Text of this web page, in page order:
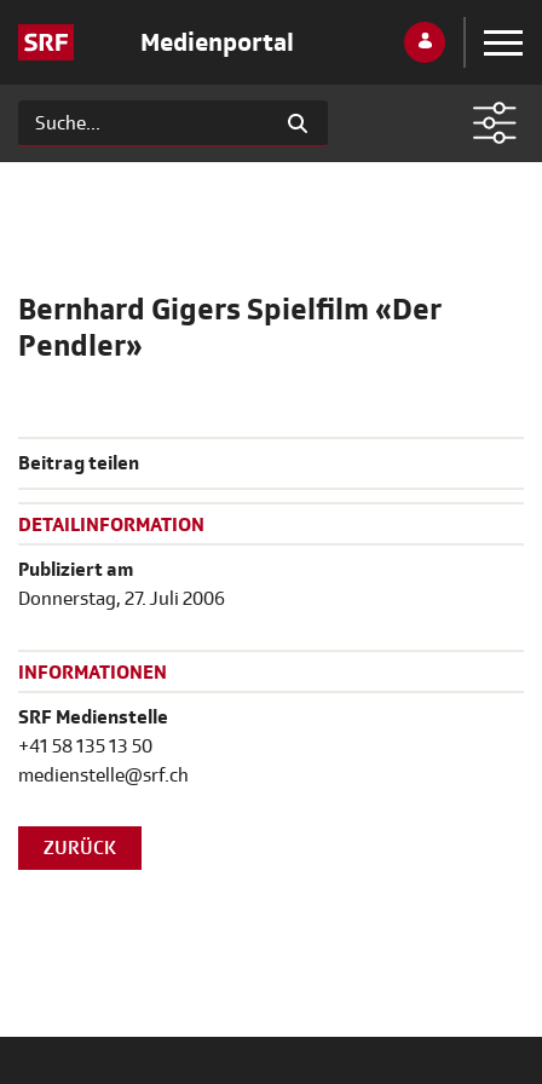
Medienportal
Bernhard Gigers Spielfilm «Der
Pendler»
Beitrag teilen
DETAILINFORMATION
Publiziert am
Donnerstag, 27. Juli 2006
INFORMATIONEN
SRF Medienstelle
+41 58 135 13 50
medienstelle@srf.ch
ZURÜCK